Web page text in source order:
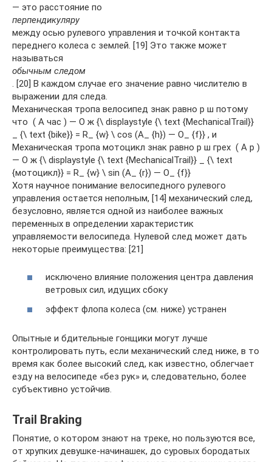
— это расстояние по
перпендикуляру
между осью рулевого управления и точкой контакта
переднего колеса с землей. [19] Это также может
называться
обычным следом
. [20] В каждом случае его значение равно числителю в
выражении для следа.
Механическая тропа велосипед знак равно р ш потому
что ⁡ ( А час ) — О ж {\ displaystyle {\ text {MechanicalTrail}}
_ {\ text {bike}} = R_ {w} \ cos (A_ {h}) — O_ {f}} , и
Механическая тропа мотоцикл знак равно р ш грех ⁡ ( А р )
— О ж {\ displaystyle {\ text {MechanicalTrail}} _ {\ text
{мотоцикл}} = R_ {w} \ sin (A_ {r}) — O_ {f}}
Хотя научное понимание велосипедного рулевого
управления остается неполным, [14] механический след,
безусловно, является одной из наиболее важных
переменных в определении характеристик
управляемости велосипеда. Нулевой след может дать
некоторые преимущества: [21]
исключено влияние положения центра давления
ветровых сил, идущих сбоку
эффект флопа колеса (см. ниже) устранен
Опытные и бдительные гонщики могут лучше
контролировать путь, если механический след ниже, в то
время как более высокий след, как известно, облегчает
езду на велосипеде «без рук» и, следовательно, более
субъективно устойчив.
Trail Braking
Понятие, о котором знают на треке, но пользуются все,
от хрупких девушке-начинашек, до суровых бородатых